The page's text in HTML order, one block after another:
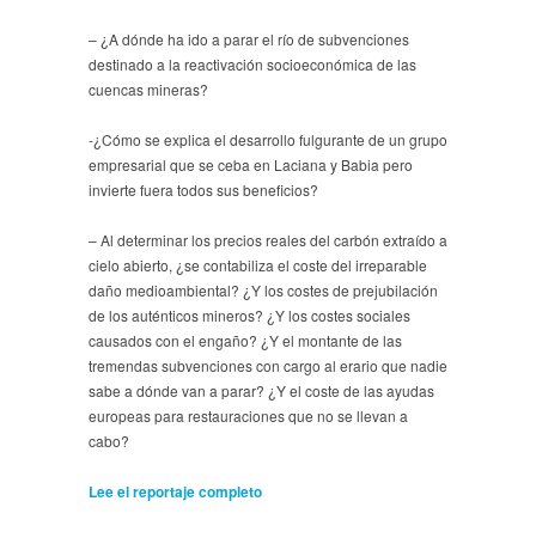
– ¿A dónde ha ido a parar el río de subvenciones
destinado a la reactivación socioeconómica de las
cuencas mineras?
-¿Cómo se explica el desarrollo fulgurante de un grupo
empresarial que se ceba en Laciana y Babia pero
invierte fuera todos sus beneficios?
– Al determinar los precios reales del carbón extraído a
cielo abierto, ¿se contabiliza el coste del irreparable
daño medioambiental? ¿Y los costes de prejubilación
de los auténticos mineros? ¿Y los costes sociales
causados con el engaño? ¿Y el montante de las
tremendas subvenciones con cargo al erario que nadie
sabe a dónde van a parar? ¿Y el coste de las ayudas
europeas para restauraciones que no se llevan a
cabo?
Lee el reportaje completo